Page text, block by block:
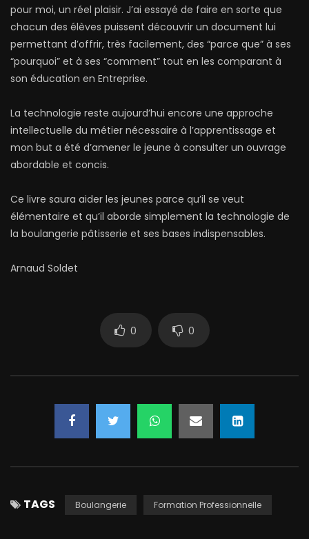
pour moi, un réel plaisir. J’ai essayé de faire en sorte que
chacun des élèves puissent découvrir un document lui
permettant d’offrir, très facilement, des “parce que” à ses
“pourquoi” et à ses “comment” tout en les comparant à
son éducation en Entreprise.
La technologie reste aujourd’hui encore une approche
intellectuelle du métier nécessaire à l’apprentissage et
mon but a été d’amener le jeune à consulter un ouvrage
abordable et concis.
Ce livre saura aider les jeunes parce qu’il se veut
élémentaire et qu’il aborde simplement la technologie de
la boulangerie pâtisserie et ses bases indispensables.
Arnaud Soldet
0 0
TAGS Boulangerie Formation Professionnelle